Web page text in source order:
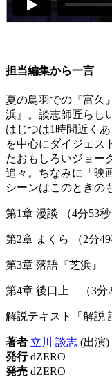
担当編集から一言
夏の鳥羽での『富久
浜』。談志師匠らし
はじつは1時間近く
を中心にダイジェス
たおもしろいジョー
追々。ちなみに「映
シーンはこのときの
第1章 漫談 （4分53秒
第2章 まくら （2分49
第3章 落語『芝浜』
第4章 後口上 （3分
解説テキスト「解説
著者 立川 談志 (出演)
発行dZERO
発売 dZERO